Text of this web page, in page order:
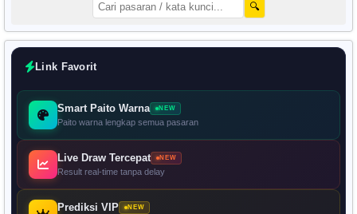
🔍
Link Favorit
Smart Paito Warna NEW
Paito warna lengkap semua pasaran
Live Draw Tercepat NEW
Result real-time tanpa delay
Prediksi VIP NEW